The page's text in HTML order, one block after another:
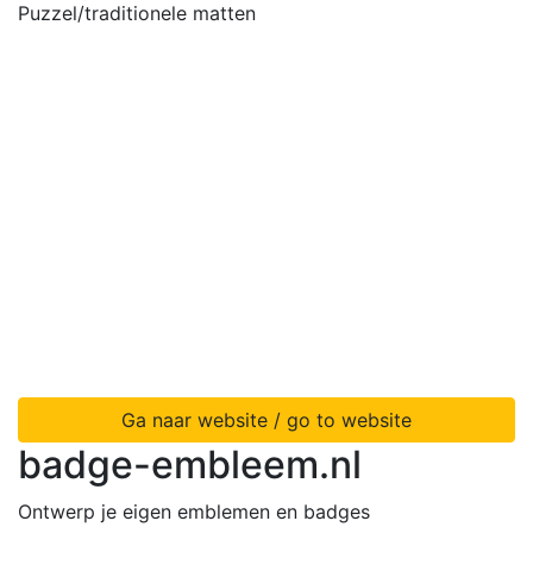
Puzzel/traditionele matten
Ga naar website / go to website
badge-embleem.nl
Ontwerp je eigen emblemen en badges